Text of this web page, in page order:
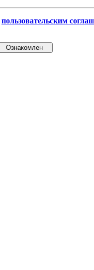
пользовательским
Ознакомлен